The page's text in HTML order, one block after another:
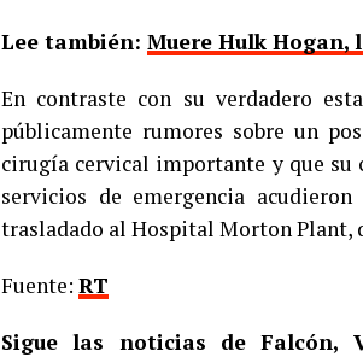
Lee también: Muere Hulk Hogan,
En contraste con su verdadero
públicamente rumores sobre un
cirugía cervical importante y que su
servicios de emergencia
trasladado al Hospital Morton Plant,
Fuente: RT
Sigue las noticias de Falcón,